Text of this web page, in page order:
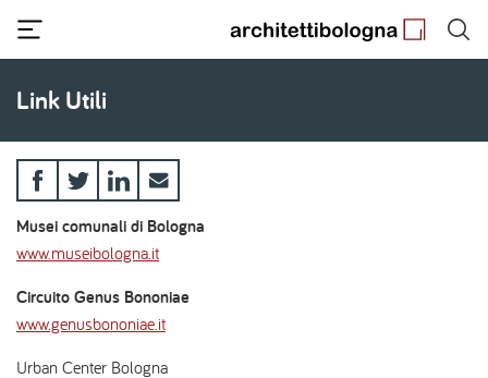
contenuto
principale
Link Utili
Musei comunali di Bologna
www.museibologna.it
Circuito Genus Bononiae
www.genusbononiae.it
Urban Center Bologna